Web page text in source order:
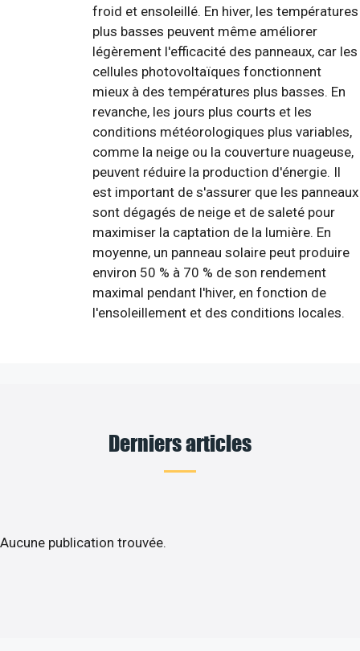
froid et ensoleillé. En hiver, les températures
plus basses peuvent même améliorer
légèrement l'efficacité des panneaux, car les
cellules photovoltaïques fonctionnent
mieux à des températures plus basses. En
revanche, les jours plus courts et les
conditions météorologiques plus variables,
comme la neige ou la couverture nuageuse,
peuvent réduire la production d'énergie. Il
est important de s'assurer que les panneaux
sont dégagés de neige et de saleté pour
maximiser la captation de la lumière. En
moyenne, un panneau solaire peut produire
environ 50 % à 70 % de son rendement
maximal pendant l'hiver, en fonction de
l'ensoleillement et des conditions locales.
Derniers articles
Aucune publication trouvée.